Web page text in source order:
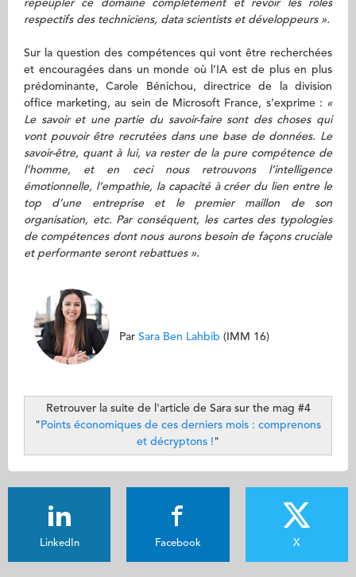
repeupler ce domaine complètement et revoir les rôles
respectifs des techniciens, data scientists et développeurs ».
Sur la question des compétences qui vont être recherchées
et encouragées dans un monde où l’IA est de plus en plus
prédominante, Carole Bénichou, directrice de la division
office marketing, au sein de Microsoft France, s’exprime : «
Le savoir et une partie du savoir-faire sont des choses qui
vont pouvoir être recrutées dans une base de données. Le
savoir-être, quant à lui, va rester de la pure compétence de
l’homme, et en ceci nous retrouvons l’intelligence
émotionnelle, l’empathie, la capacité à créer du lien entre le
top d’une entreprise et le premier maillon de son
organisation, etc. Par conséquent, les cartes des typologies
de compétences dont nous aurons besoin de façons cruciale
et performante seront rebattues ».
Par Sara Ben Lahbib (IMM 16)
Retrouver la suite de l'article de Sara sur the mag #4
" Points économiques de ces derniers mois : comprenons
et décryptons ! "
LinkedIn Facebook X